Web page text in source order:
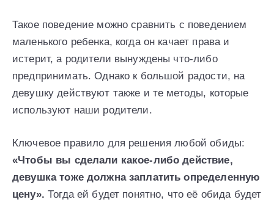
Такое поведение можно сравнить с поведением
маленького ребенка, когда он качает права и
истерит, а родители вынуждены что-либо
предпринимать. Однако к большой радости, на
девушку действуют также и те методы, которые
используют наши родители.
Ключевое правило для решения любой обиды:
«Чтобы вы сделали какое-либо действие,
девушка тоже должна заплатить определенную
цену». Тогда ей будет понятно, что её обида будет